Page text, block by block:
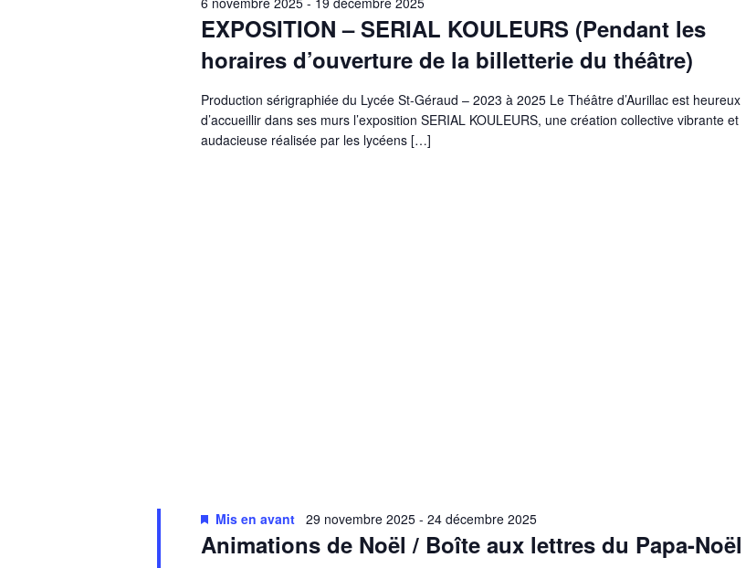
EXPOSITION – SERIAL KOULEURS (Pendant les
horaires d’ouverture de la billetterie du théâtre)
Production sérigraphiée du Lycée St-Géraud – 2023 à 2025 Le Théâtre d’Aurillac est heureux
d’accueillir dans ses murs l’exposition SERIAL KOULEURS, une création collective vibrante et
audacieuse réalisée par les lycéens […]
Animations de Noël / Boîte aux lettres du Papa-Noël
Mis en avant 29 novembre 2025- 24 décembre 2025